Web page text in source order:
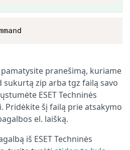
pranešimą, kuriame
sukurtą zip arba tgz failą savo
ESET Techninės
Pridėkite šį failą prie atsakymo
el. laišką.
iš ESET Techninės